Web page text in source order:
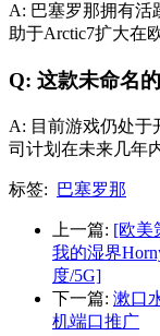
A: 巴塞罗那拥有活
助于Arctic7扩大在
Q: 这款未命名
A: 目前游戏仍处于
司计划在未来几年
标签: 巴塞罗那
上一篇: [欧美
我的湿界
度/5G]
下一篇: 漱口
机端口推广